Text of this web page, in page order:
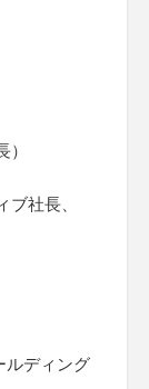
社長、
ルディング